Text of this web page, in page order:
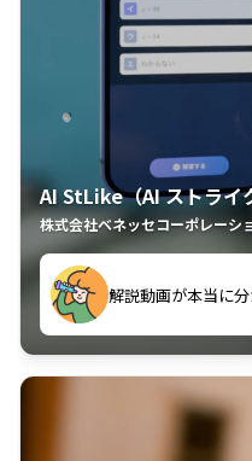
AI StLike（AI ストライ
株式会社ベネッセコーポレーシ
古文漢文を主に使
のに非常に役立って
解説動画が本当に分